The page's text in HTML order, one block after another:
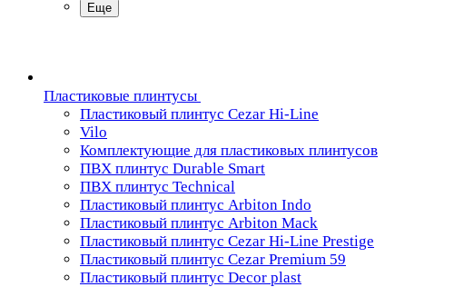
Еще
Пластиковые плинтусы
Пластиковый плинтус Cezar Hi-Line
Vilo
Комплектующие для пластиковых плинтусов
ПВХ плинтус Durable Smart
ПВХ плинтус Technical
Пластиковый плинтус Arbiton Indo
Пластиковый плинтус Arbiton Mack
Пластиковый плинтус Cezar Hi-Line Prestige
Пластиковый плинтус Cezar Premium 59
Пластиковый плинтус Decor plast